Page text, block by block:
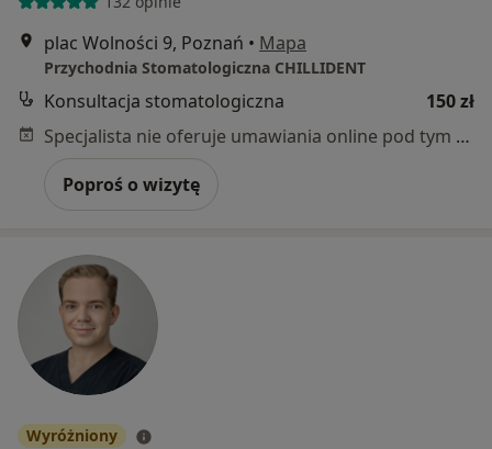
plac Wolności 9, Poznań • Mapa
Przychodnia Stomatologiczna CHILLIDENT
Konsultacja stomatologiczna
150 zł
Specjalista nie oferuje umawiania online pod tym adresem.
Poproś o wizytę
Wyróżniony